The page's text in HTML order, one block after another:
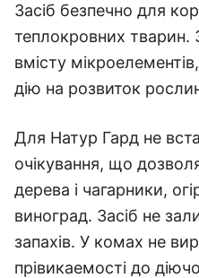
Засіб безпечно для
теплокровних
вмісту
дію на розвиток
Для Натур Гард не
очікування, що
дерева і чагарники,
виноград. Засіб не
запахів. У комах не
прівикаемості до